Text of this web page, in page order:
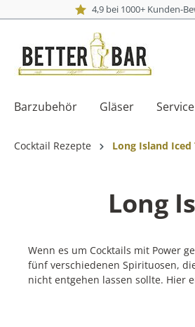
4,9 bei 1000+ Kunden-
Barzubehör Gläser Service
Cocktail Rezepte Long Island Iced
Long
Wenn es um Cocktails mit Power
fünf verschiedenen Spirituosen,
nicht entgehen lassen sollte. Hier